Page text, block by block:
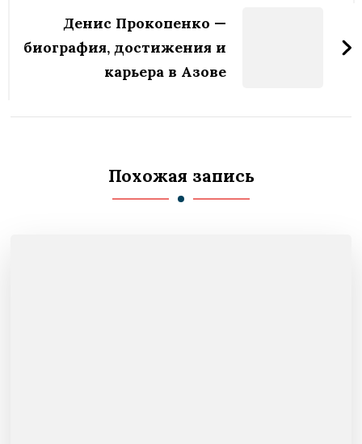
Денис Прокопенко —
биография, достижения и
карьера в Азове
Похожая запись